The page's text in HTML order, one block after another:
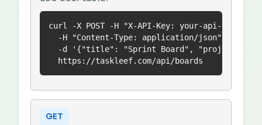
curl -X POST -H "X-API-Key: your-api-key" \
  -H "Content-Type: application/json" \
-d '{"title": "Sprint Board", "projectId":
  https://taskleef.com/api/boards
GET